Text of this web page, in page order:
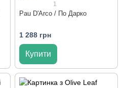
1
Pau D'Arco / По Дарко
1 288 грн
Купити